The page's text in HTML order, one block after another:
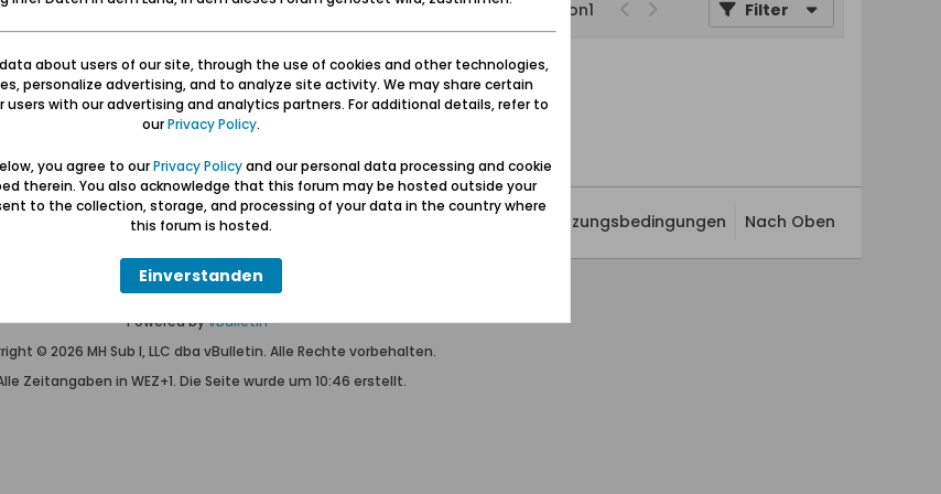
Seite von1 Filter
Keine Themen gefunden oder du bist nicht registriert.
Nurregistrierte Benutzer können alles sehen.
Nutzungsbedingungen Nach Oben
Wolfgang Naujocks MMXXVI
Powered byvBulletin®
© 2026 MH Sub I, LLC dba vBulletin. Alle Rechte vorbehalten.
Zeitangaben in WEZ+1. Die Seite wurde um 10:46 erstellt.
about users of our site, through the use of cookies and other technologies,
personalize advertising, and to analyze site activity. We may share certain
with our advertising and analytics partners. For additional details, refer to
ourPrivacy Policy.
you agree to ourPrivacy Policyand our personal data processing and cookie
therein. You also acknowledge that this forum may be hosted outside your
to the collection, storage, and processing of your data in the country where
this forum is hosted.
Einverstanden